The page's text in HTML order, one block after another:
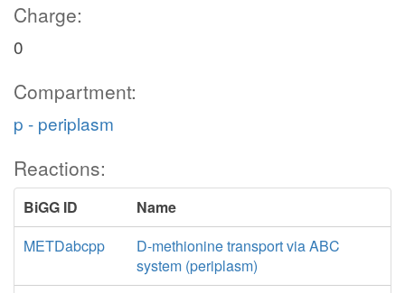
Charge:
0
Compartment:
p - periplasm
Reactions:
BiGG ID
Name
METDabcpp
D-methionine transport via ABC
system (periplasm)